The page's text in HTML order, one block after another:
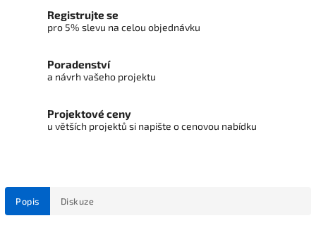
Registrujte se
pro 5% slevu na celou objednávku
Poradenství
a návrh vašeho projektu
Projektové ceny
u větších projektů si napište o cenovou nabídku
Popis Diskuze